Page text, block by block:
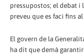
pressupostos; el debat
preveu que es faci fins
El govern de la
ha dit que demà